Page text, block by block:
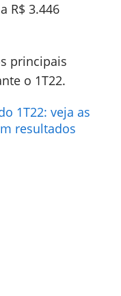
R$ 3.446
principais
o 1T22.
1T22: veja as
resultados